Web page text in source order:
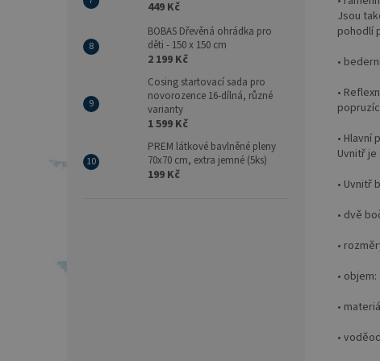
449 Kč
BOBAS Dřevěná ohrádka pro
děti - 150 x 150 cm
2 199 Kč
Cosing startovací sada pro
novorozence 16-dílná, různé
varianty
1 599 Kč
PREM látkové bavlněné pleny
70x70 cm, extra jemné (5ks)
199 Kč
Jsou
pohodlí
•
•
• Hlavní
Uvnitř je
• Uvnitř
• dvě
•
• objem:
•
•